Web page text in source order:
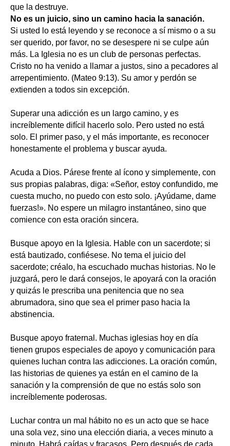
que la destruye.
No es un juicio, sino un camino hacia la sanación.
Si usted lo está leyendo y se reconoce a sí mismo o a su
ser querido, por favor, no se desespere ni se culpe aún
más. La Iglesia no es un club de personas perfectas.
Cristo no ha venido a llamar a justos, sino a pecadores al
arrepentimiento. (Mateo 9:13). Su amor y perdón se
extienden a todos sin excepción.
Superar una adicción es un largo camino, y es
increíblemente difícil hacerlo solo. Pero usted no está
solo. El primer paso, y el más importante, es reconocer
honestamente el problema y buscar ayuda.
Acuda a Dios. Párese frente al ícono y simplemente, con
sus propias palabras, diga: «Señor, estoy confundido, me
cuesta mucho, no puedo con esto solo. ¡Ayúdame, dame
fuerzas!». No espere un milagro instantáneo, sino que
comience con esta oración sincera.
Busque apoyo en la Iglesia. Hable con un sacerdote; si
está bautizado, confiésese. No tema el juicio del
sacerdote; créalo, ha escuchado muchas historias. No le
juzgará, pero le dará consejos, le apoyará con la oración
y quizás le prescriba una penitencia que no sea
abrumadora, sino que sea el primer paso hacia la
abstinencia.
Busque apoyo fraternal. Muchas iglesias hoy en día
tienen grupos especiales de apoyo y comunicación para
quienes luchan contra las adicciones. La oración común,
las historias de quienes ya están en el camino de la
sanación y la comprensión de que no estás solo son
increíblemente poderosas.
Luchar contra un mal hábito no es un acto que se hace
una sola vez, sino una elección diaria, a veces minuto a
minuto. Habrá caídas y fracasos. Pero después de cada